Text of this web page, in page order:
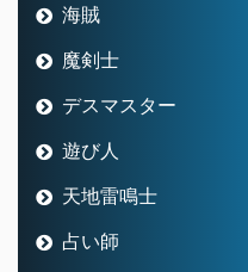
海賊
魔剣士
デスマスター
遊び人
天地雷鳴士
占い師